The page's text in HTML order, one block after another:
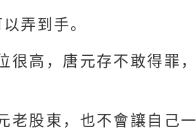
弄到手。
高，唐元存不敢得罪，
老股東，也不會讓自己一